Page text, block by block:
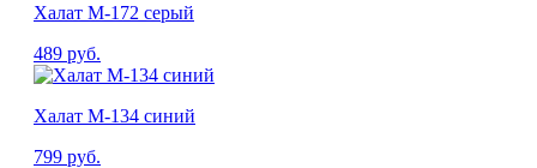
Халат М-172 серый
489 руб.
Халат М-134 синий
799 руб.